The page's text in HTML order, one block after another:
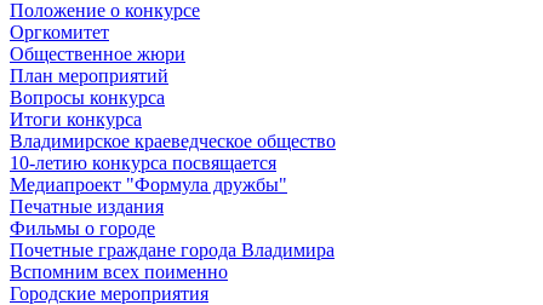
Положение о конкурсе
Оргкомитет
Общественное жюри
План мероприятий
Вопросы конкурса
Итоги конкурса
Владимирское краеведческое общество
10-летию конкурса посвящается
Медиапроект "Формула дружбы"
Печатные издания
Фильмы о городе
Почетные граждане города Владимира
Вспомним всех поименно
Городские мероприятия